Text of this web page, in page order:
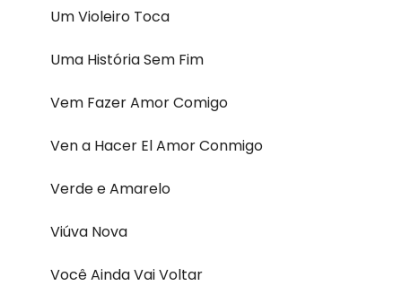
Um Violeiro Toca
Uma História Sem Fim
Vem Fazer Amor Comigo
Ven a Hacer El Amor Conmigo
Verde e Amarelo
Viúva Nova
Você Ainda Vai Voltar